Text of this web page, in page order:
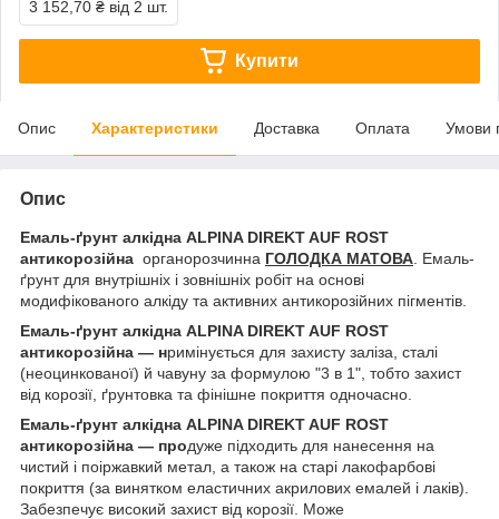
3 152,70 ₴ від 2 шт.
Купити
Опис Характеристики Доставка Оплата Умови
Опис
Емаль-ґрунт алкідна ALPINA DIREKT AUF ROST
антикорозійна органорозчинна ГОЛОДКА МАТОВА . Емаль-
ґрунт для внутрішніх і зовнішніх робіт на основі
модифікованого алкіду та активних антикорозійних пігментів.
Емаль-ґрунт алкідна ALPINA DIREKT AUF ROST
антикорозійна — нримінується для захисту заліза, сталі
(неоцинкованої) й чавуну за формулою "3 в 1", тобто захист
від корозії, ґрунтовка та фінішне покриття одночасно.
Емаль-ґрунт алкідна ALPINA DIREKT AUF ROST
антикорозійна — продуже підходить для нанесення на
чистий і поіржавкий метал, а також на старі лакофарбові
покриття (за винятком еластичних акрилових емалей і лаків).
Забезпечує високий захист від корозії. Може